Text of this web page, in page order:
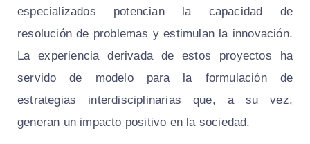
especializados potencian la capacidad de
resolución de problemas y estimulan la innovación.
La experiencia derivada de estos proyectos ha
servido de modelo para la formulación de
estrategias interdisciplinarias que, a su vez,
generan un impacto positivo en la sociedad.